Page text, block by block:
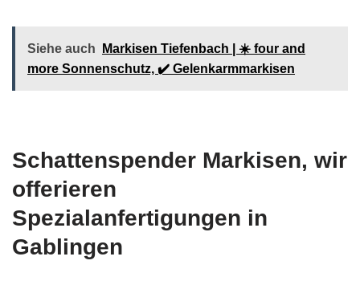
Siehe auch
Markisen Tiefenbach | ☀️ four and
more Sonnenschutz, ✔️ Gelenkarmmarkisen
Schattenspender Markisen, wir
offerieren
Spezialanfertigungen in
Gablingen